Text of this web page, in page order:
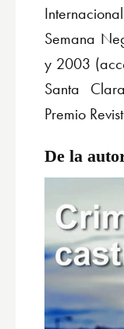
Semana
y 2003
Santa
Premio
De la